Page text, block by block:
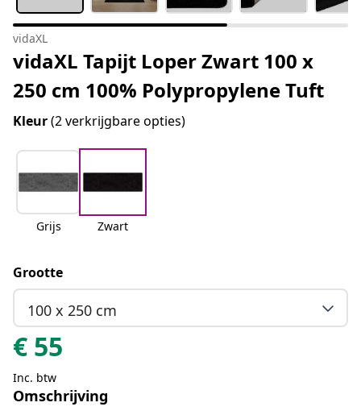
vidaXL
vidaXL Tapijt Loper Zwart 100 x
250 cm 100% Polypropylene Tuft
Kleur(2 verkrijgbare opties)
Grijs Zwart
Grootte
100 x 250 cm
€ 55
Inc. btw
Omschrijving